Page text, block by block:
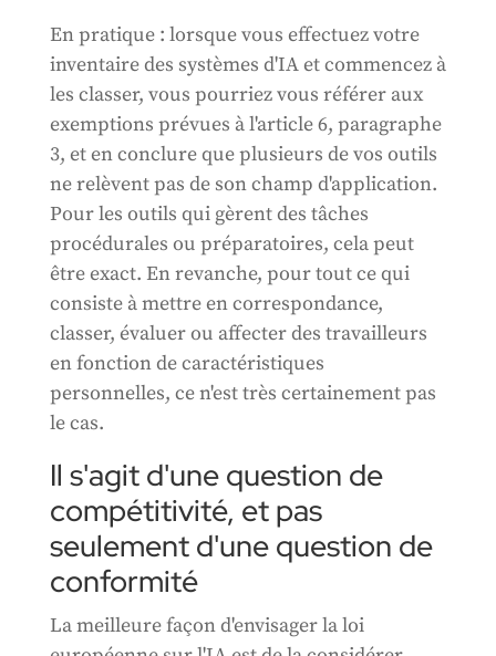
En pratique : lorsque vous effectuez votre
inventaire des systèmes d'IA et commencez à
les classer, vous pourriez vous référer aux
exemptions prévues à l'article 6, paragraphe
3, et en conclure que plusieurs de vos outils
ne relèvent pas de son champ d'application.
Pour les outils qui gèrent des tâches
procédurales ou préparatoires, cela peut
être exact. En revanche, pour tout ce qui
consiste à mettre en correspondance,
classer, évaluer ou affecter des travailleurs
en fonction de caractéristiques
personnelles, ce n'est très certainement pas
le cas.
Il s'agit d'une question de
compétitivité, et pas
seulement d'une question de
conformité
La meilleure façon d'envisager la loi